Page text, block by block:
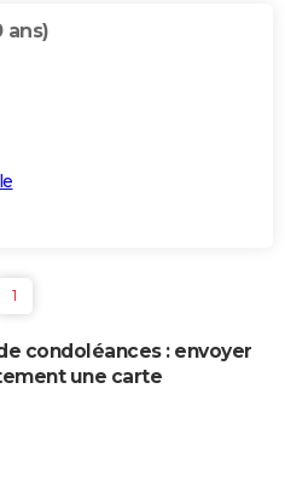
ans)
1
condoléances : envoyer
une carte